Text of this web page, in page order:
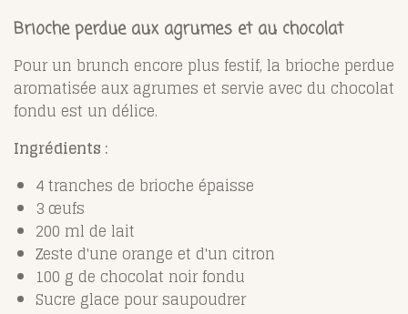
Brioche perdue aux agrumes et au chocolat
Pour un brunch encore plus festif, la brioche perdue
aromatisée aux agrumes et servie avec du chocolat
fondu est un délice.
Ingrédients :
4 tranches de brioche épaisse
3 œufs
200 ml de lait
Zeste d'une orange et d'un citron
100 g de chocolat noir fondu
Sucre glace pour saupoudrer